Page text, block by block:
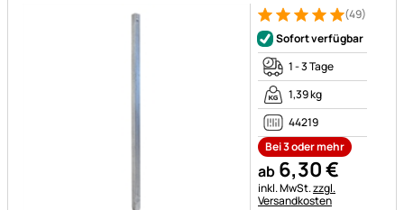
Bewertung: 5 von 5 (49
49 Bewertungen (49)
Sofort verfügbar
1 - 3 Tage
1,39 kg
44219
Bei 3 oder mehr
ab 6,30€
Steuerhinweis:
inkl. MwSt.zzgl.
Versandkosten